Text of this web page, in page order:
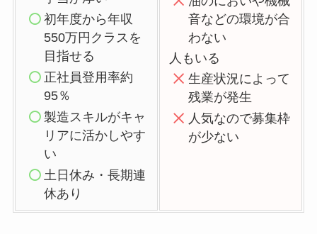
初年度から年収
550万円クラスを
目指せる
正社員登用率約
95％
製造スキルがキャ
リアに活かしやす
い
土日休み・長期連
休あり
音などの環境が合
わない
人もいる
生産状況によって
残業が発生
人気なので募集枠
が少ない